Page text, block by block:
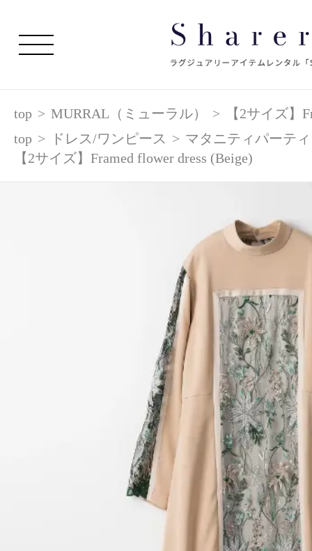
top > MURRAL（ミューラル） >
【2サイズ】
top > ドレス/ワンピース > マタニティパーテ
【2サイズ】Framed flower dress (Beige)